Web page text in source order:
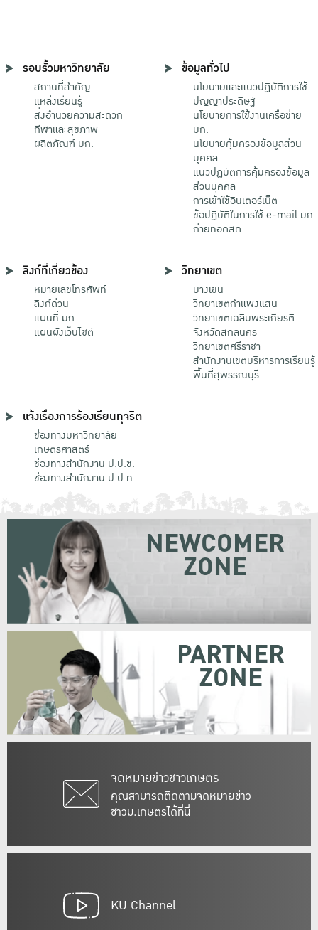
รอบรั้วมหาวิทยาลัย
สถานที่สำคัญ
แหล่งเรียนรู้
สิ่งอำนวยความสะดวก
กีฬาและสุขภาพ
ผลิตภัณฑ์ มก.
ข้อมูลทั่วไป
นโยบายและแนวปฏิบัติการใช้
ปัญญาประดิษฐ์
นโยบายการใช้งานเครือข่าย
มก.
นโยบายคุ้มครองข้อมูลส่วน
บุคคล
แนวปฏิบัติการคุ้มครองข้อมูล
ส่วนบุคคล
การเข้าใช้อินเตอร์เน็ต
ข้อปฏิบัติในการใช้ e-mail มก.
ถ่ายทอดสด
ลิงก์ที่เกี่ยวข้อง
หมายเลขโทรศัพท์
ลิงก์ด่วน
แผนที่ มก.
แผนผังเว็บไซต์
วิทยาเขต
บางเขน
วิทยาเขตกําแพงแสน
วิทยาเขตเฉลิมพระเกียรติ
จังหวัดสกลนคร
วิทยาเขตศรีราชา
สำนักงานเขตบริหารการเรียนรู้
พื้นที่สุพรรณบุรี
แจ้งเรื่องการร้องเรียนทุจริต
ช่องทางมหาวิทยาลัย
เกษตรศาสตร์
ช่องทางสำนักงาน ป.ป.ช.
ช่องทางสำนักงาน ป.ป.ท.
จดหมายข่าวชาวเกษตร
คุณสามารถติดตามจดหมายข่าว
ชาวม.เกษตรได้ที่นี่
NEWCOMER
ZONE
PARTNER
ZONE
KU Channel